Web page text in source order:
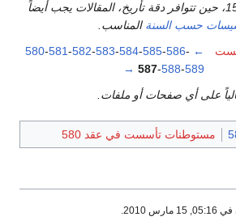
ق.م. وما قبلها. قبل 1500، حين تتوافر دقة تأريخ، المقالات يجب أيضاً
حسب السنة المناسب.
←
580-581-582-583-584-585-586-
587-588-589
→
على أي صفحات أو ملفات.
مستوطنات تأسست في عقد 580
2010.